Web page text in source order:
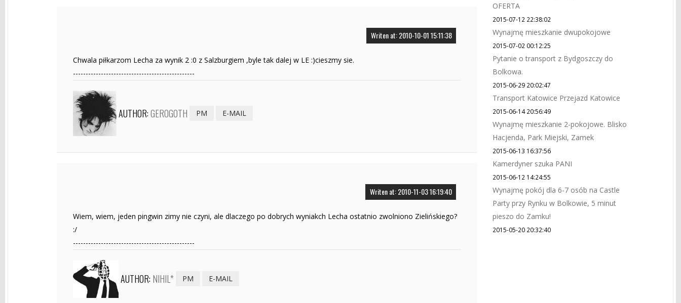
Writen at: 2010-10-01 15:11:38
Chwala piłkarzom Lecha za wynik 2 :0 z Salzburgiem ,byle tak dalej w LE :)cieszmy sie.
------------------------------------------------
AUTHOR:GEROGOTH PM E-MAIL
Writen at: 2010-11-03 16:19:40
Wiem, wiem, jeden pingwin zimy nie czyni, ale dlaczego po dobrych wyniakch Lecha ostatnio zwolniono Zielińskiego?
:/
------------------------------------------------
AUTHOR: NIHIL* PM E-MAIL
OFERTA
2015-07-12 22:38:02
Wynajmę mieszkanie dwupokojowe
2015-07-02 00:12:25
Pytanie o transport z Bydgoszczy do
Bolkowa.
2015-06-29 20:02:47
Transport Katowice Przejazd Katowice
2015-06-14 20:56:49
Wynajmę mieszkanie 2-pokojowe. Blisko
Hacjenda, Park Miejski, Zamek
2015-06-13 16:37:56
Kamerdyner szuka PANI
2015-06-12 14:24:55
Wynajmę pokój dla 6-7 osób na Castle
Party przy Rynku w Bolkowie, 5 minut
pieszo do Zamku!
2015-05-20 20:32:40